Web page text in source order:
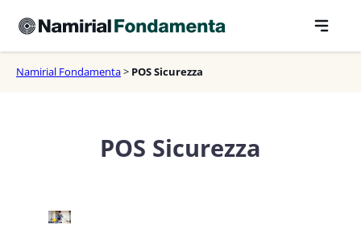
contenuto
Namirial Fondamenta> POS Sicurezza
POS Sicurezza